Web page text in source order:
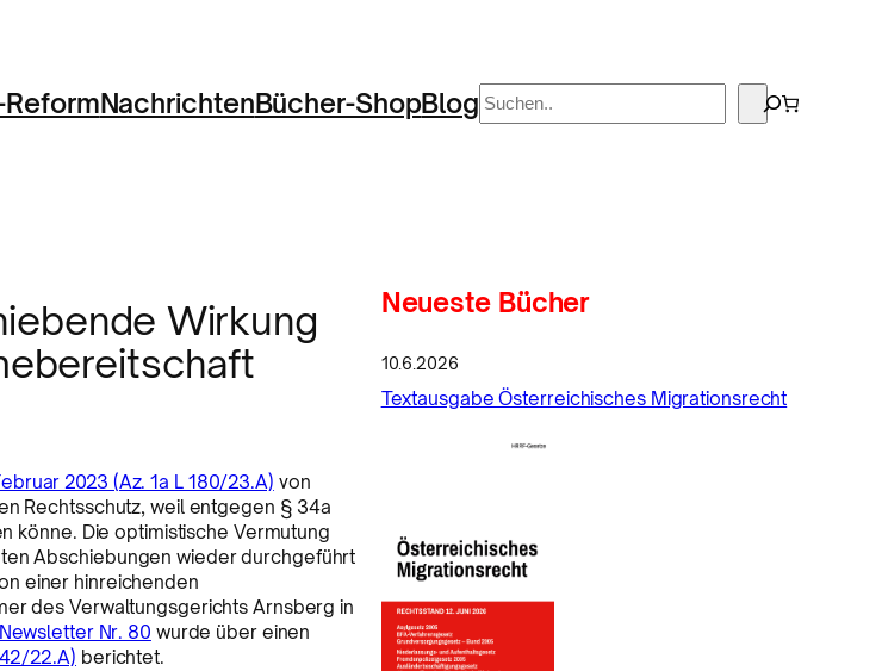
ReformNachrichtenBücher-ShopBlog Suchen
Wirkung
2023 (Az. 1a L 180/23.A) von
Rechtsschutz, weil entgegen § 34a
könne. Die optimistische Vermutung
Abschiebungen wieder durchgeführt
einer hinreichenden
des Verwaltungsgerichts Arnsberg in
Newsletter Nr. 80 wurde über einen
22.A) berichtet.
Neueste Bücher
10.6.2026
Textausgabe Österreichisches Migrationsrecht